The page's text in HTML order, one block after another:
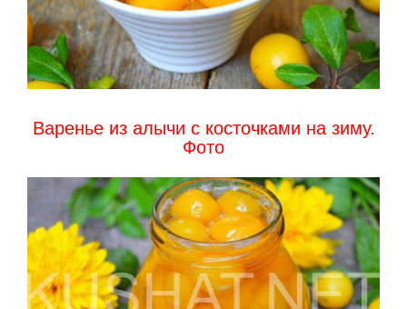
Варенье из алычи с косточками на зиму.
Фото